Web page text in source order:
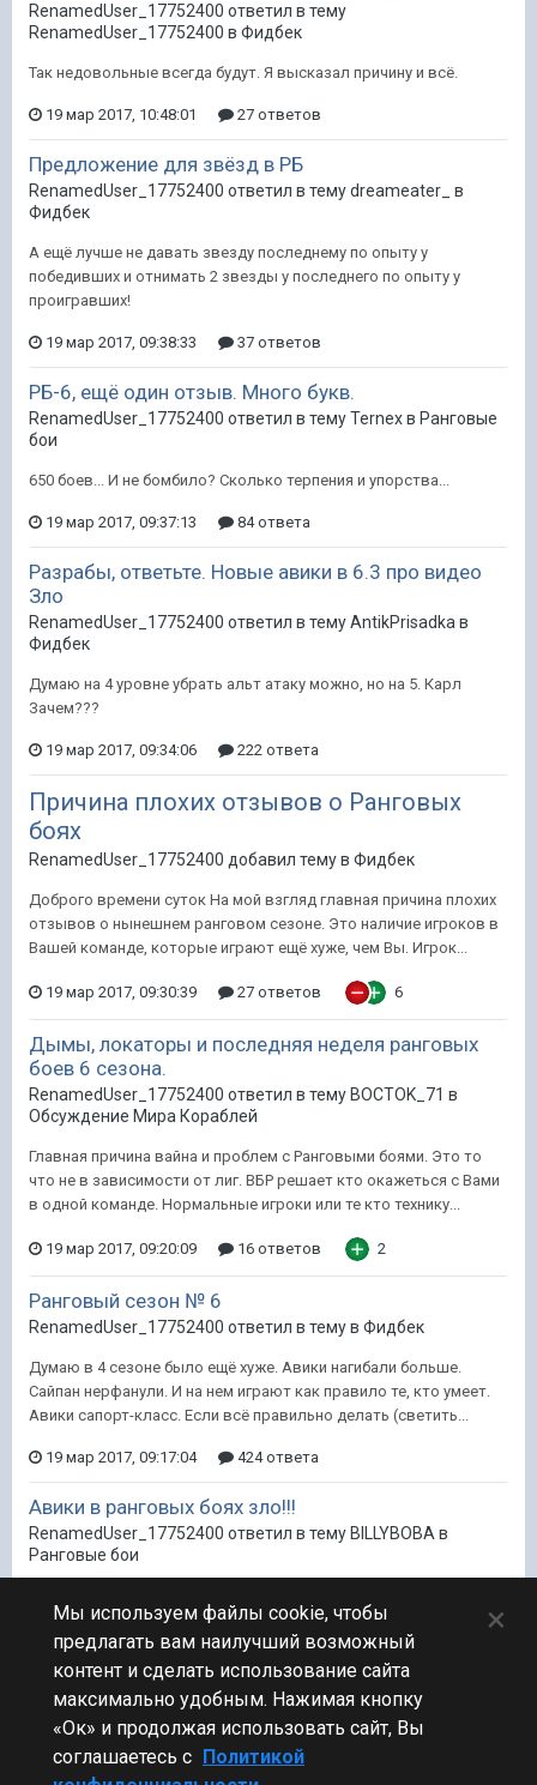
RenamedUser_17752400 ответил в тему
RenamedUser_17752400 в Фидбек
Так недовольные всегда будут. Я высказал причину и всё.
19 мар 2017, 10:48:01 27 ответов
Предложение для звёзд в РБ
RenamedUser_17752400 ответил в тему dreameater_ в
Фидбек
А ещё лучше не давать звезду последнему по опыту у
победивших и отнимать 2 звезды у последнего по опыту у
проигравших!
19 мар 2017, 09:38:33 37 ответов
РБ-6, ещё один отзыв. Много букв.
RenamedUser_17752400 ответил в тему Ternex в Ранговые
бои
650 боев... И не бомбило? Сколько терпения и упорства...
19 мар 2017, 09:37:13 84 ответа
Разрабы, ответьте. Новые авики в 6.3 про видео
Зло
RenamedUser_17752400 ответил в тему AntikPrisadka в
Фидбек
Думаю на 4 уровне убрать альт атаку можно, но на 5. Карл
Зачем???
19 мар 2017, 09:34:06 222 ответа
Причина плохих отзывов о Ранговых
боях
RenamedUser_17752400 добавил тему в Фидбек
Доброго времени суток На мой взгляд главная причина плохих
отзывов о нынешнем ранговом сезоне. Это наличие игроков в
Вашей команде, которые играют ещё хуже, чем Вы. Игрок...
19 мар 2017, 09:30:39 27 ответов 6
Дымы, локаторы и последняя неделя ранговых
боев 6 сезона.
RenamedUser_17752400 ответил в тему BOCTOK_71 в
Обсуждение Мира Кораблей
Главная причина вайна и проблем с Ранговыми боями. Это то
что не в зависимости от лиг. ВБР решает кто окажеться с Вами
в одной команде. Нормальные игроки или те кто технику...
19 мар 2017, 09:20:09 16 ответов 2
Ранговый сезон № 6
RenamedUser_17752400 ответил в тему в Фидбек
Думаю в 4 сезоне было ещё хуже. Авики нагибали больше.
Сайпан нерфанули. И на нем играют как правило те, кто умеет.
Авики сапорт-класс. Если всё правильно делать (светить...
19 мар 2017, 09:17:04 424 ответа
Авики в ранговых боях зло!!!
RenamedUser_17752400 ответил в тему BILLYBOBA в
Ранговые бои
поход против авиков! P.S. "Кошка бросила котят это Эссекс
виноват."
19 мар 2017, 09:08:32
Мы используем файлы cookie, чтобы
предлагать вам наилучший возможный
контент и сделать использование сайта
максимально удобным. Нажимая кнопку
«Ок» и продолжая использовать сайт, Вы
соглашаетесь с Политикой
×